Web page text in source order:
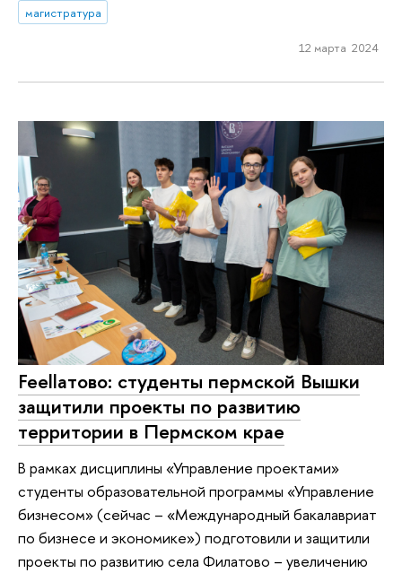
магистратура
12 марта 2024
Feellатово: студенты пермской Вышки
защитили проекты по развитию
территории в Пермском крае
В рамках дисциплины «Управление проектами»
студенты образовательной программы «Управление
бизнесом» (сейчас – «Международный бакалавриат
по бизнесе и экономике») подготовили и защитили
проекты по развитию села Филатово – увеличению